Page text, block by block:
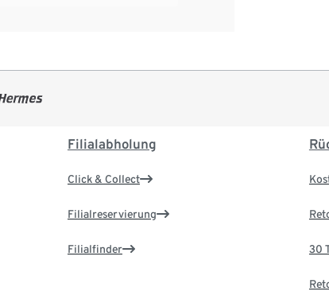
Filialabholung
Click & Collect
Filialreservierung
Filialfinder 30